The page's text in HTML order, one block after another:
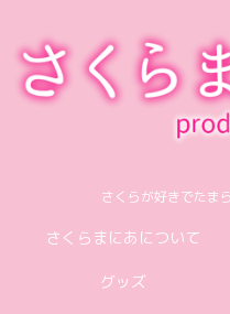
さくらが好きでたま
さくらまにあについて
グッズ